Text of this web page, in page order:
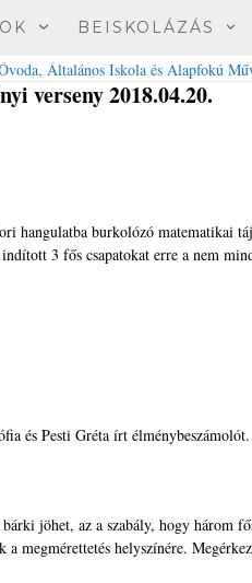
BEISKOLÁZÁS
verseny 2018.04.20.
hangulatba burkolózó matematikai
3 fős csapatokat erre a nem
és Pesti Gréta írt élménybeszámolót.
jöhet, az a szabály, hogy három
megmérettetés helyszínére.